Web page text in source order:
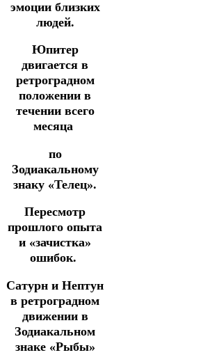
эмоции близких
людей.
Юпитер
двигается в
ретроградном
положении в
течении всего
месяца
по
Зодиакальному
знаку «Телец».
Пересмотр
прошлого опыта
и «зачистка»
ошибок.
Сатурн и Нептун
в ретроградном
движении в
Зодиакальном
знаке «Рыбы»